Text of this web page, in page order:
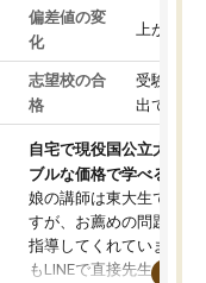
偏差値の変
化
上がった
志望校の合
格
受験して
出ていな
自宅で現役国公立大学生
ブルな価格で学べる
娘の講師は東大生では無
すが、お薦めの問題集や
指導してくれています。
もLINEで直接先生に質問